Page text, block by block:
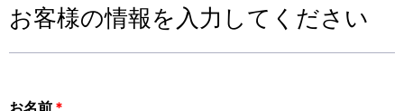
お客様の情報を入力してください
お名前 *